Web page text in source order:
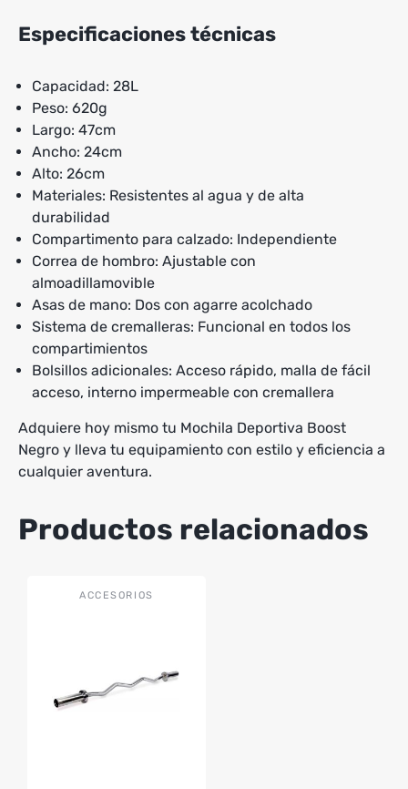
Especificaciones técnicas
Capacidad: 28L
Peso: 620g
Largo: 47cm
Ancho: 24cm
Alto: 26cm
Materiales: Resistentes al agua y de alta
durabilidad
Compartimento para calzado: Independiente
Correa de hombro: Ajustable con
almoadillamovible
Asas de mano: Dos con agarre acolchado
Sistema de cremalleras: Funcional en todos los
compartimientos
Bolsillos adicionales: Acceso rápido, malla de fácil
acceso, interno impermeable con cremallera
Adquiere hoy mismo tu Mochila Deportiva Boost
Negro y lleva tu equipamiento con estilo y eficiencia a
cualquier aventura.
Productos relacionados
ACCESORIOS